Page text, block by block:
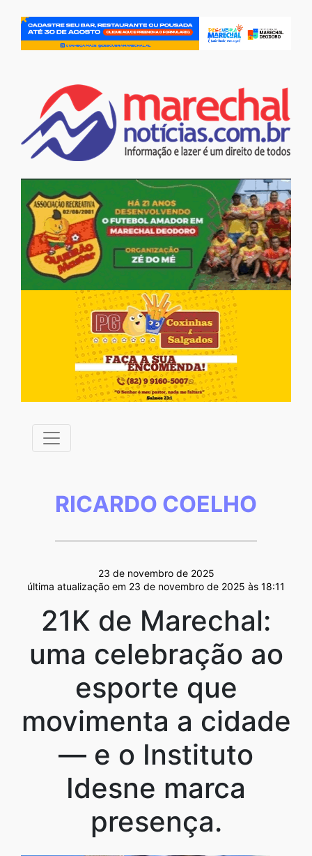
RICARDO COELHO
23 de novembro de 2025
última atualização em 23 de novembro de 2025 às 18:11
21K de Marechal:
uma celebração ao
esporte que
movimenta a cidade
— e o Instituto
Idesne marca
presença.